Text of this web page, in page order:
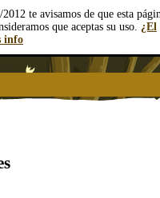
te avisamos de que esta
que aceptas su uso. ¿El
info